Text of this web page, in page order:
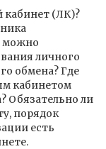
кабинет (ЛК)?
можно
личного
обмена? Где
кабинетом
Обязательно ли
порядок
есть